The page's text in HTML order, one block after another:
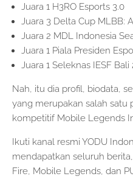
Juara 1 H3RO Esports 3.0
Juara 3 Delta Cup MLBB:
Juara 2 MDL Indonesia
Juara 1 Piala Presiden
Juara 1 Seleknas IESF Bali
Nah, itu dia profil, biodata,
yang merupakan salah satu
kompetitif Mobile Legends
Ikuti kanal resmi YODU
mendapatkan seluruh
Fire, Mobile Legends, dan